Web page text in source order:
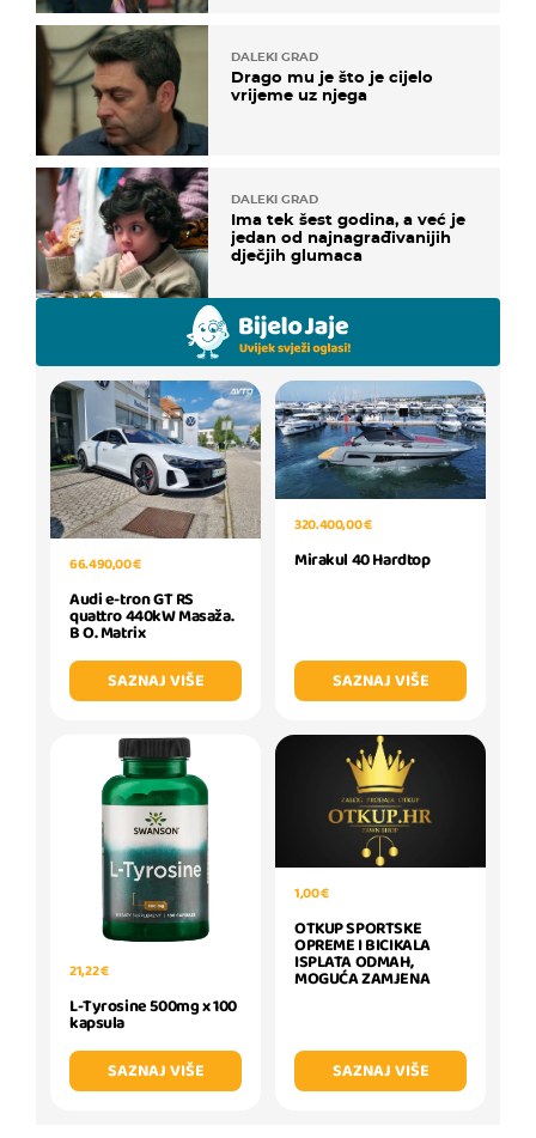
DALEKI GRAD
Drago mu je što je cijelo
vrijeme uz njega
DALEKI GRAD
Ima tek šest godina, a već je
jedan od najnagrađivanijih
dječjih glumaca
66.490,00 €
Audi e-tron GT RS
quattro 440kW Masaža.
B O. Matrix
SAZNAJ VIŠE
320.400,00 €
Mirakul 40 Hardtop
SAZNAJ VIŠE
21,22 €
L-Tyrosine 500mg x 100
kapsula
SAZNAJ VIŠE
1,00 €
OTKUP SPORTSKE
OPREME I BICIKALA
ISPLATA ODMAH,
MOGUĆA ZAMJENA
SAZNAJ VIŠE